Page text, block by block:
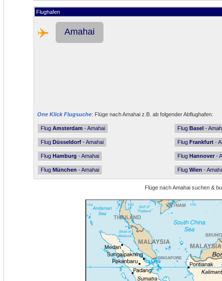
Flughafen
Amahai
One Klick Flugsuche: Flüge nach Amahai z.B. ab folgender Abflughafen:
Flug Amsterdam - Amahai Flug Basel -
Flug Düsseldorf - Amahai Flug Frankfurt -
Flug Hamburg - Amahai Flug Hannover -
Flug München - Amahai Flug Wien -